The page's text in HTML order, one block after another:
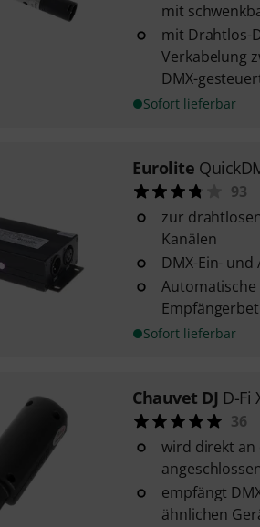
mit
mit Drahtlos-
Verkabelung
DMX-
Sofort lieferbar
Eurolite
93
zur
Kanälen
DMX-Ein- und
Automatische
Sofort lieferbar
Chauvet DJ D-Fi
36
wird direkt an
empfängt
ähnlichen